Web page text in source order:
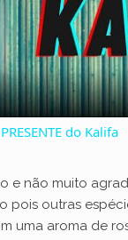
do Kalifa
e não muito
pois outras
uma aroma de